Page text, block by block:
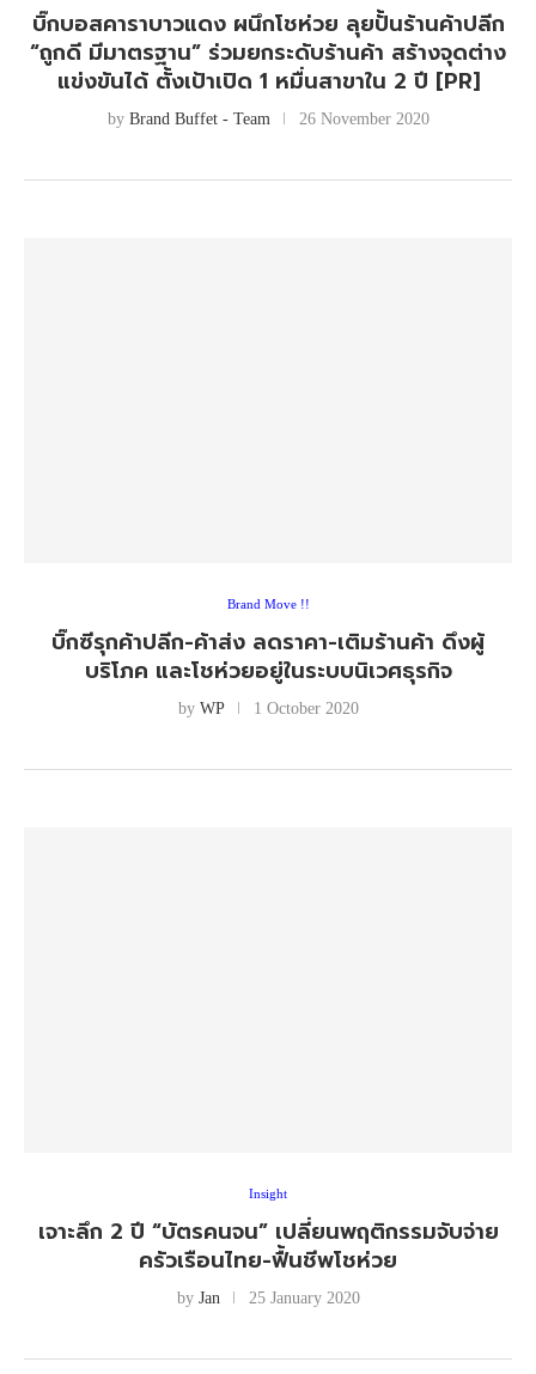
บิ๊กบอสคาราบาวแดง ผนึกโชห่วย ลุยปั้นร้านค้าปลีก
“ถูกดี มีมาตรฐาน” ร่วมยกระดับร้านค้า สร้างจุดต่าง
แข่งขันได้ ตั้งเป้าเปิด 1 หมื่นสาขาใน 2 ปี [PR]
by Brand Buffet - Team 26 November 2020
Brand Move !!
บิ๊กซีรุกค้าปลีก-ค้าส่ง ลดราคา-เติมร้านค้า ดึงผู้
บริโภค และโชห่วยอยู่ในระบบนิเวศธุรกิจ
by WP 1 October 2020
Insight
เจาะลึก 2 ปี “บัตรคนจน” เปลี่ยนพฤติกรรมจับจ่าย
ครัวเรือนไทย-ฟื้นชีพโชห่วย
by Jan 25 January 2020